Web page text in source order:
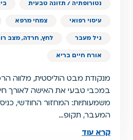
נטורופתיה / תזונה טבעית
עיסוי רפואי צמחי מרפא
גיל מעבר לחץ, חרדה, מצב
אורח חיים בריא
מנקודת מבט הוליסטית, מלווה
במכבי טבעי את האישה לאורך
משמעותיות: המחזור החודשי, כניסה
המעבר, תקופ…
קרא עוד